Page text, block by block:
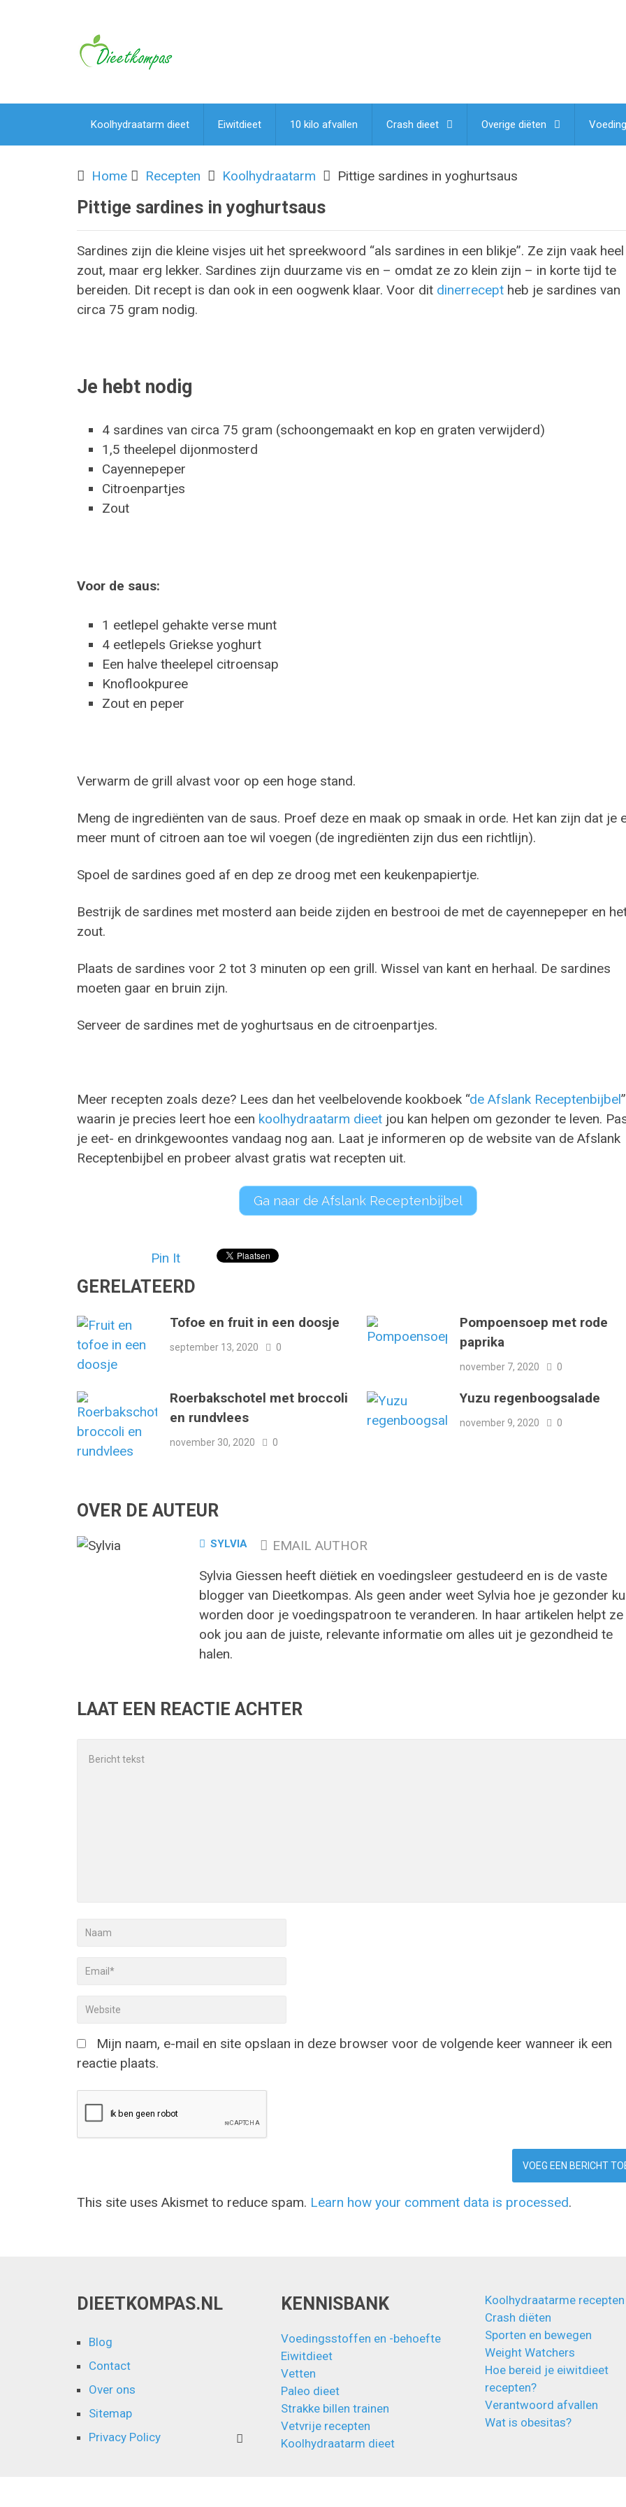
Koolhydraatarm dieet Eiwitdieet 10 kilo afvallen Crash dieet Overige diëten Voeding
Home Recepten Koolhydraatarm Pittige sardines in yoghurtsaus
Pittige sardines in yoghurtsaus
Sardines zijn die kleine visjes uit het spreekwoord “als sardines in een blikje”. Ze zijn vaak heel
zout, maar erg lekker. Sardines zijn duurzame vis en – omdat ze zo klein zijn – in korte tijd te
bereiden. Dit recept is dan ook in een oogwenk klaar. Voor dit dinerrecept heb je sardines van
circa 75 gram nodig.
Je hebt nodig
4 sardines van circa 75 gram (schoongemaakt en kop en graten verwijderd)
1,5 theelepel dijonmosterd
Cayennepeper
Citroenpartjes
Zout
Voor de saus:
1 eetlepel gehakte verse munt
4 eetlepels Griekse yoghurt
Een halve theelepel citroensap
Knoflookpuree
Zout en peper
Verwarm de grill alvast voor op een hoge stand.
Meng de ingrediënten van de saus. Proef deze en maak op smaak in orde. Het kan zijn dat je
meer munt of citroen aan toe wil voegen (de ingrediënten zijn dus een richtlijn).
Spoel de sardines goed af en dep ze droog met een keukenpapiertje.
Bestrijk de sardines met mosterd aan beide zijden en bestrooi de met de cayennepeper en
zout.
Plaats de sardines voor 2 tot 3 minuten op een grill. Wissel van kant en herhaal. De sardines
moeten gaar en bruin zijn.
Serveer de sardines met de yoghurtsaus en de citroenpartjes.
Meer recepten zoals deze? Lees dan het veelbelovende kookboek “de Afslank Receptenbijbel”
waarin je precies leert hoe een koolhydraatarm dieet jou kan helpen om gezonder te leven.
je eet- en drinkgewoontes vandaag nog aan. Laat je informeren op de website van de Afslank
Receptenbijbel en probeer alvast gratis wat recepten uit.
Ga naar de Afslank Receptenbijbel
Pin It
GERELATEERD
Tofoe en fruit in een doosje
september 13, 2020 0
Pompoensoep met rode
paprika
november 7, 2020 0
Roerbakschotel met broccoli
en rundvlees
november 30, 2020 0
Yuzu regenboogsalade
november 9, 2020 0
OVER DE AUTEUR
SYLVIA
EMAIL AUTHOR
Sylvia Giessen heeft diëtiek en voedingsleer gestudeerd en is de vaste
blogger van Dieetkompas. Als geen ander weet Sylvia hoe je gezonder
worden door je voedingspatroon te veranderen. In haar artikelen helpt ze
ook jou aan de juiste, relevante informatie om alles uit je gezondheid te
halen.
LAAT EEN REACTIE ACHTER
Mijn naam, e-mail en site opslaan in deze browser voor de volgende keer wanneer ik een
reactie plaats.
This site uses Akismet to reduce spam. Learn how your comment data is processed.
DIEETKOMPAS.NL
Blog
Contact
Over ons
Sitemap
Privacy Policy
KENNISBANK
Voedingsstoffen en -behoefte
Eiwitdieet
Vetten
Paleo dieet
Strakke billen trainen
Vetvrije recepten
Koolhydraatarm dieet
Koolhydraatarme recepten
Crash diëten
Sporten en bewegen
Weight Watchers
Hoe bereid je eiwitdieet
recepten?
Verantwoord afvallen
Wat is obesitas?